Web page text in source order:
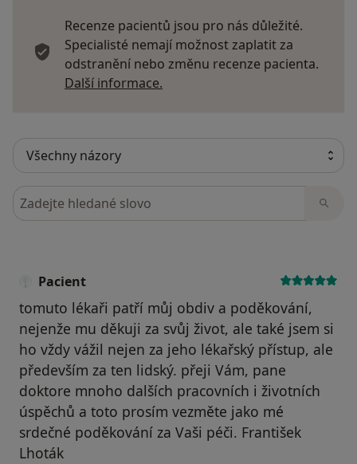
Recenze pacientů jsou pro nás důležité.
Specialisté nemají možnost zaplatit za
odstranění nebo změnu recenze pacienta.
Další informace.
Hledejte v názorech
Pacient
tomuto lékaři patří můj obdiv a poděkování,
nejenže mu děkuji za svůj život, ale také jsem si
ho vždy vážil nejen za jeho lékařský přístup, ale
především za ten lidský. přeji Vám, pane
doktore mnoho dalších pracovních i životních
úspěchů a toto prosím vezměte jako mé
srdečné poděkování za Vaši péči. František
Lhoták